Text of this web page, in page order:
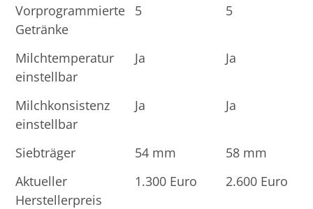
Vorprogrammierte
Getränke
5 5
Milchtemperatur
einstellbar
Ja Ja
Milchkonsistenz
einstellbar
Ja Ja
Siebträger 54 mm
58 mm
Aktueller
Herstellerpreis
1.300 Euro 2.600 Euro